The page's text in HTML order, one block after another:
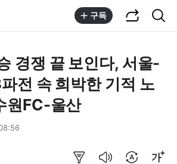
구독
경쟁 끝 보인다, 서울-
전 속 희박한 기적 노
원FC-울산